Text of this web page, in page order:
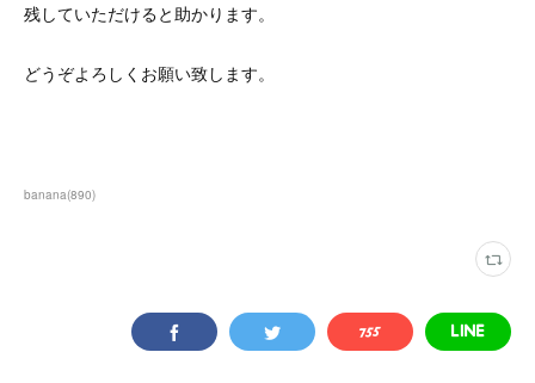
残していただけると助かります。
どうぞよろしくお願い致します。
banana(890)